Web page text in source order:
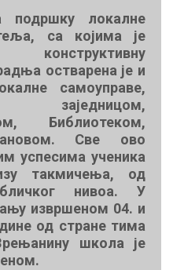
локалне
са којима је
остварена је и
самоуправе,
заједницом,
Библиотеком,
Све ово
успесима ученика
такмичења, од
нивоа. У
извршеном 04. и
од стране тима
школа је